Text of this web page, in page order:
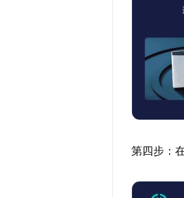
第四步：